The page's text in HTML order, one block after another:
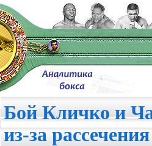
Бой Кличко и
из-за рассечения